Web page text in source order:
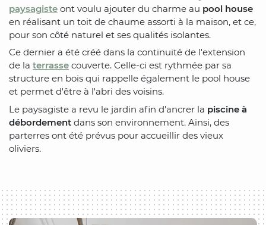
paysagiste ont voulu ajouter du charme au pool house
en réalisant un toit de chaume assorti à la maison, et ce,
pour son côté naturel et ses qualités isolantes.
Ce dernier a été créé dans la continuité de l'extension
de la terrasse couverte. Celle-ci est rythmée par sa
structure en bois qui rappelle également le pool house
et permet d'être à l'abri des voisins.
Le paysagiste a revu le jardin afin d'ancrer la piscine à
débordement dans son environnement. Ainsi, des
parterres ont été prévus pour accueillir des vieux
oliviers.